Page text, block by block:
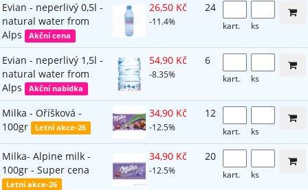
Evian - neperlivý 0,5l -
natural water from
Alps
Akční cena
26,50 Kč
-11.4%
24
kart. ks
Evian - neperlivý 1,5l -
natural water from
Alps
Akční nabídka
54,90 Kč
-8.35%
6
kart. ks
Milka - Oříšková -
100gr
Letní akce-26
34,90 Kč
-12.5%
12
kart. ks
Milka- Alpine milk -
100gr - Super cena
Letní akce-26
34,90 Kč
-12.5%
20
kart. ks